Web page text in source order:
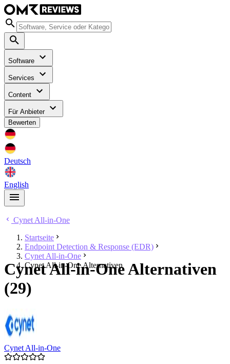
Software
Services
Content
Für Anbieter
Bewerten
Deutsch
English
Cynet All-in-One
Startseite
Endpoint Detection & Response (EDR)
Cynet All-in-One
Cynet All-in-One Alternativen
Cynet All-in-One Alternativen
(29)
Cynet All-in-One